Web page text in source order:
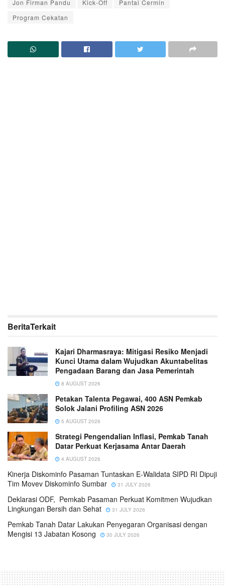
Jon Firman Pandu Kick-Off
Pantai Cermin
Program Cekatan
BeritaTerkait
Kajari Dharmasraya: Mitigasi Resiko Menjadi
Kunci Utama dalam Wujudkan Akuntabelitas
Pengadaan Barang dan Jasa Pemerintah
8 AUGUST 2026
Petakan Talenta Pegawai, 400 ASN Pemkab
Solok Jalani Profiling ASN 2026
5 AUGUST 2026
Strategi Pengendalian Inflasi, Pemkab Tanah
Datar Perkuat Kerjasama Antar Daerah
4 AUGUST 2026
Kinerja Diskominfo Pasaman Tuntaskan E-Walidata SIPD RI Dipuji
Tim Movev Diskominfo Sumbar
31 JULY 2026
Deklarasi ODF, Pemkab Pasaman Perkuat Komitmen Wujudkan
Lingkungan Bersih dan Sehat
31 JULY 2026
Pemkab Tanah Datar Lakukan Penyegaran Organisasi dengan
Mengisi 13 Jabatan Kosong
30 JULY 2026